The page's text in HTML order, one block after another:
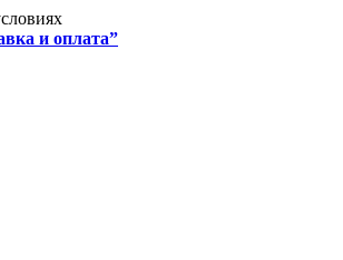
и оплата”